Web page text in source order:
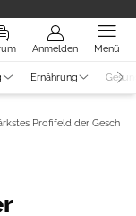
Anmelden Menü
Ernährung
Profifeld der